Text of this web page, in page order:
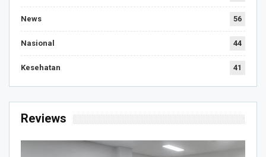
News 56
Nasional 44
Kesehatan 41
Reviews